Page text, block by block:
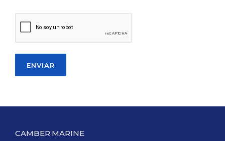
CAMBER MARINE